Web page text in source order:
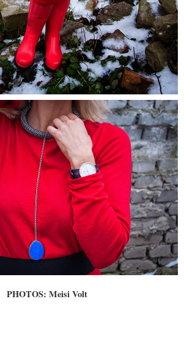
PHOTOS: Meisi Volt